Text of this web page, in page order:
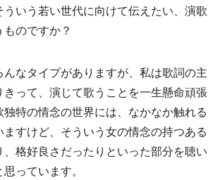
いう若い世代に向けて伝えたい、演歌
のですか？
んなタイプがありますが、私は歌詞の主
きって、演じて歌うことを一生懸命頑張
独特の情念の世界には、なかなか触れる
すけど、そういう女の情念の持つある
格好良さだったりといった部分を聴い
っています。